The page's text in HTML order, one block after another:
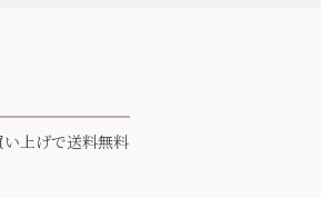
上げで送料無料